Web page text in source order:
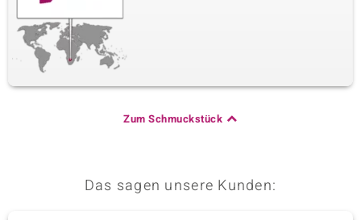
Zum Schmuckstück
Das sagen unsere Kunden: